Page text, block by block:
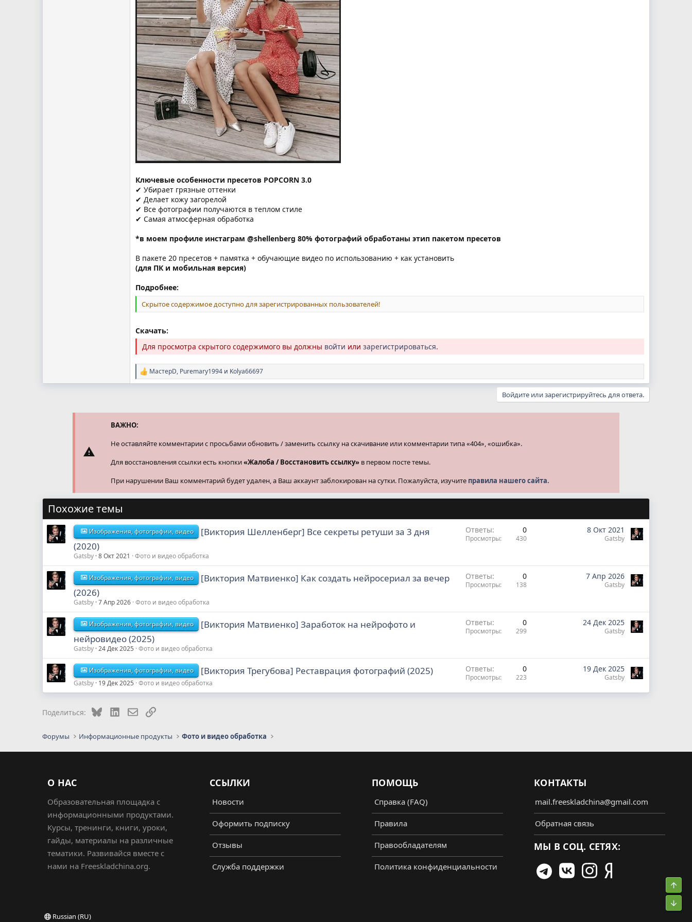
Ключевые особенности пресетов POPCORN 3.0
✔ Убирает грязные оттенки
✔ Делает кожу загорелой
✔ Все фотографии получаются в теплом стиле
✔ Самая атмосферная обработка
*в моем профиле инстаграм @shellenberg 80% фотографий обработаны этип пакетом пресетов
В пакете 20 пресетов + памятка + обучающие видео по использованию + как установить
(для ПК и мобильная версия)
Подробнее:
Скрытое содержимое доступно для зарегистрированных пользователей!
Скачать:
Для просмотра скрытого содержимого вы должны войти или зарегистрироваться.
Р
е
и
МастерD, Puremary1994 и Kolya66697
Войдите или зарегистрируйтесь для ответа.
ВАЖНО:
Не оставляйте комментарии с просьбами обновить / заменить ссылку на скачивание или комментарии типа «404», «ошибка».
Для восстановления ссылки есть кнопки«Жалоба / Восстановить ссылку» в первом посте темы.
При нарушении Ваш комментарий будет удален, а Ваш аккаунт заблокирован на сутки. Пожалуйста, изучите правила нашего сайта.
Похожие темы
Изображения, фотографии, видео
[Виктория Шелленберг] Все секреты ретуши за 3 дня
(2020)
Gatsby 8 Окт 2021 Фото и видео обработка
Ответы 0
Просмотры 430
8 Окт 2021
Gatsby
Изображения, фотографии, видео
[Виктория Матвиенко] Как создать нейросериал за вечер
(2026)
Gatsby 7 Апр 2026 Фото и видео обработка
Ответы 0
Просмотры 138
7 Апр 2026
Gatsby
Изображения, фотографии, видео
[Виктория Матвиенко] Заработок на нейрофото и
нейровидео (2025)
Gatsby 24 Дек 2025 Фото и видео обработка
Ответы 0
Просмотры 299
24 Дек 2025
Gatsby
Изображения, фотографии, видео [Виктория Трегубова] Реставрация фотографий (2025)
Gatsby 19 Дек 2025 Фото и видео обработка
Ответы 0
Просмотры 223
19 Дек 2025
Gatsby
Поделиться: BlueskyLinkedInЭлектронная почта
Ссылка
Форумы Информационные продукты Фото и видео обработка
О НАС
Образовательная площадка с
информационными продуктами.
Курсы, тренинги, книги, уроки,
гайды, материалы на различные
тематики. Развивайся вместе с
нами на Freeskladchina.org.
ССЫЛКИ
Новости
Оформить подписку
Отзывы
Служба поддержки
ПОМОЩЬ
Справка (FAQ)
Правила
Правообладателям
Политика конфиденциальности
КОНТАКТЫ
mail.freeskladchina@gmail.com
Обратная связь
МЫ В СОЦ. СЕТЯХ:
Russian (RU)